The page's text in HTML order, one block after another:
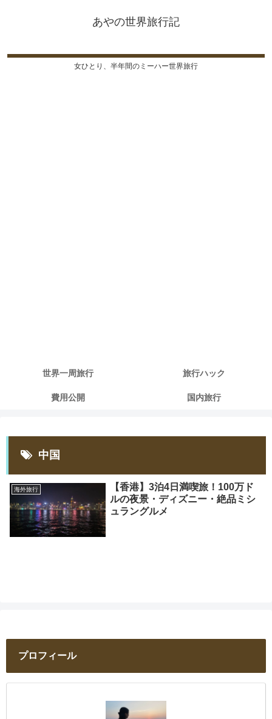
あやの世界旅行記
女ひとり、半年間のミーハー世界旅行
世界一周旅行 旅行ハック
費用公開 国内旅行
中国
海外旅行
【香港】3泊4日満喫旅！100万ド
ルの夜景・ディズニー・絶品ミシ
ュラングルメ
プロフィール